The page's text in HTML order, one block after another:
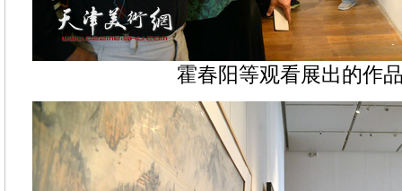
霍春阳等观看展出的作